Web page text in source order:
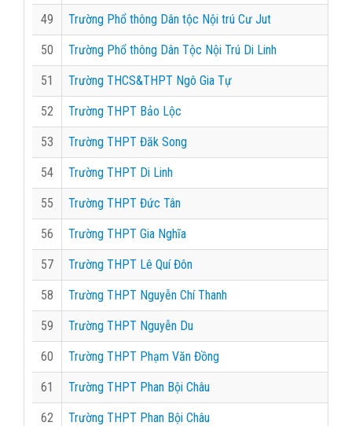
49 Trường Phổ thông Dân tộc Nội trú Cư Jut
50 Trường Phổ thông Dân Tộc Nội Trú Di Linh
51 Trường THCS&THPT Ngô Gia Tự
52 Trường THPT Bảo Lộc
53 Trường THPT Đăk Song
54 Trường THPT Di Linh
55 Trường THPT Đức Tân
56 Trường THPT Gia Nghĩa
57 Trường THPT Lê Quí Đôn
58 Trường THPT Nguyễn Chí Thanh
59 Trường THPT Nguyễn Du
60 Trường THPT Phạm Văn Đồng
61 Trường THPT Phan Bội Châu
62 Trường THPT Phan Bội Châu